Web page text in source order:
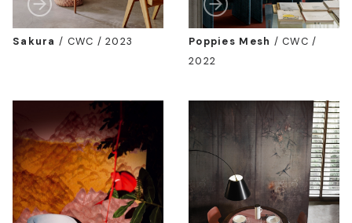
Sakura / CWC / 2023 Poppies Mesh /CWC /
2022